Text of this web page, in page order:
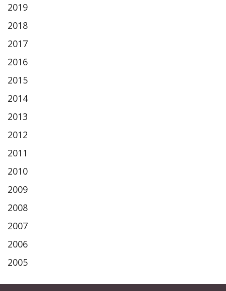
2019
2018
2017
2016
2015
2014
2013
2012
2011
2010
2009
2008
2007
2006
2005